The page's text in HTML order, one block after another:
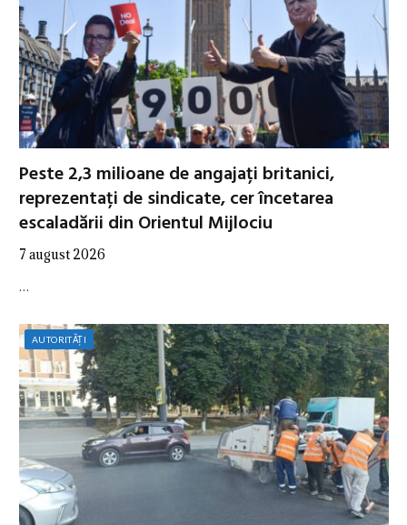
Peste 2,3 milioane de angajați britanici,
reprezentați de sindicate, cer încetarea
escaladării din Orientul Mijlociu
7 august 2026
…
AUTORITĂȚI